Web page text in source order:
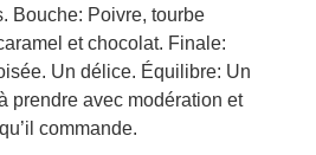
Bouche: Poivre, tourbe
et chocolat. Finale:
Un délice. Équilibre: Un
prendre avec modération et
commande.